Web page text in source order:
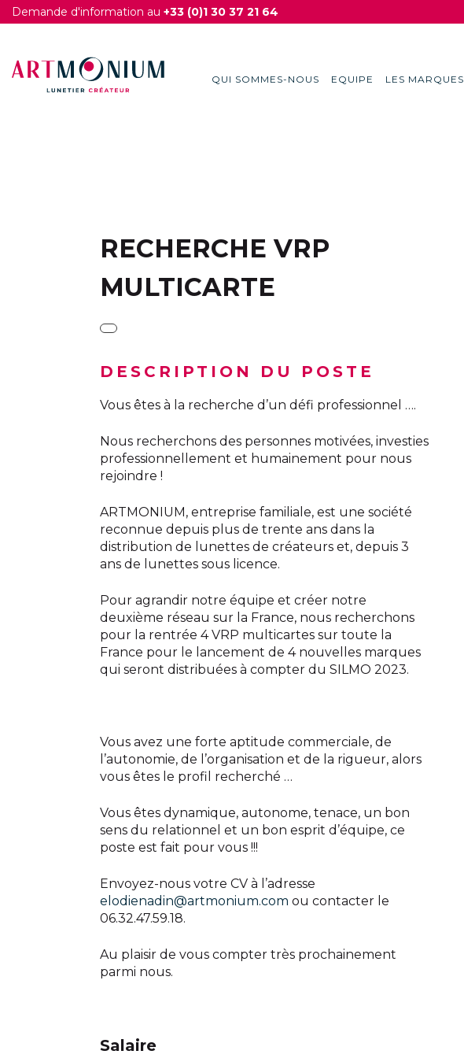
Demande d'information au +33 (0)1 30 37 21 64
QUI SOMMES-NOUS EQUIPE LES MARQUES
RECHERCHE VRP
MULTICARTE
DESCRIPTION DU POSTE
Vous êtes à la recherche d’un défi professionnel ….
Nous recherchons des personnes motivées, investies
professionnellement et humainement pour nous
rejoindre !
ARTMONIUM, entreprise familiale, est une société
reconnue depuis plus de trente ans dans la
distribution de lunettes de créateurs et, depuis 3
ans de lunettes sous licence.
Pour agrandir notre équipe et créer notre
deuxième réseau sur la France, nous recherchons
pour la rentrée 4 VRP multicartes sur toute la
France pour le lancement de 4 nouvelles marques
qui seront distribuées à compter du SILMO 2023.
Vous avez une forte aptitude commerciale, de
l’autonomie, de l’organisation et de la rigueur, alors
vous êtes le profil recherché …
Vous êtes dynamique, autonome, tenace, un bon
sens du relationnel et un bon esprit d’équipe, ce
poste est fait pour vous !!!
Envoyez-nous votre CV à l’adresse
elodienadin@artmonium.com ou contacter le
06.32.47.59.18.
Au plaisir de vous compter très prochainement
parmi nous.
Salaire